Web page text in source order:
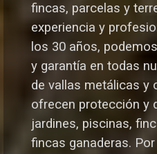
fincas, parcelas y
experiencia y
los 30 años,
y garantía en todas
de vallas metálicas y
ofrecen protección y
jardines, piscinas,
fincas ganaderas.